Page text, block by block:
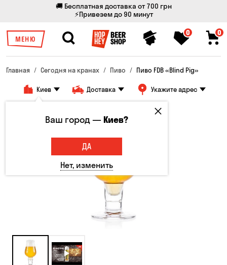
🚚 Бесплатная доставка от 700 грн
⚡Привезем до 90 минут
МЕНЮ
0 0
Главная Сегодня на кранах Пиво Пиво FDB «Blind Pig»
Киев Доставка Укажите адрес
Ваш город —Киев?
ДА
Нет, изменить